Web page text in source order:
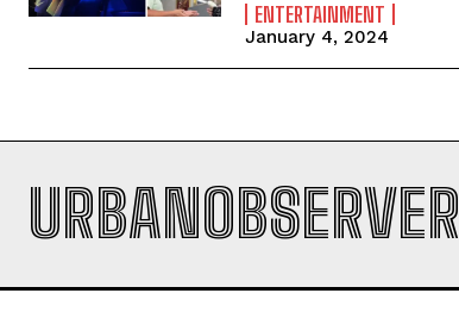
ENTERTAINMENT
January 4, 2024
URBANOBSERVER